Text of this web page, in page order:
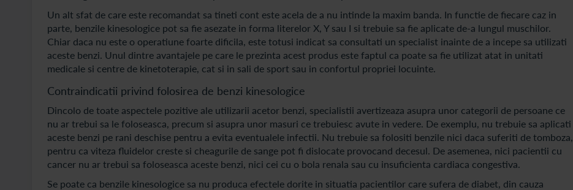
Un alt sfat de care este recomandat sa tineti cont este acela de a nu intinde la maxim banda. In functie de fiecare caz in
parte, benzile kinesologice pot sa fie asezate in forma literelor X, Y sau I si trebuie sa fie aplicate de-a lungul muschilor.
Chiar daca nu este o operatiune foarte dificila, este totusi indicat sa consultati un specialist inainte de a incepe sa utilizati
aceste benzi. Unul dintre avantajele pe care le prezinta acest produs este faptul ca poate sa fie utilizat atat in unitati
medicale si centre de kinetoterapie, cat si in sali de sport sau in confortul propriei locuinte.
Contraindicatii privind folosirea de benzi kinesologice
Dincolo de toate aspectele pozitive ale utilizarii acetor benzi, specialistii avertizeaza asupra unor categorii de persoane ce
nu ar trebui sa le foloseasca, precum si asupra unor masuri ce trebuiesc avute in vedere. De exemplu, nu trebuie sa aplicati
aceste benzi pe rani deschise pentru a evita eventualele infectii. Nu trebuie sa folositi benzile nici daca suferiti de tomboza,
pentru ca viteza fluidelor creste si cheagurile de sange pot fi dislocate provocand decesul. De asemenea, nici pacientii cu
cancer nu ar trebui sa foloseasca aceste benzi, nici cei cu o bola renala sau cu insuficienta cardiaca congestiva.
Se poate ca benzile kinesologice sa nu produca efectele dorite in situatia pacientilor care sufera de diabet, din cauza